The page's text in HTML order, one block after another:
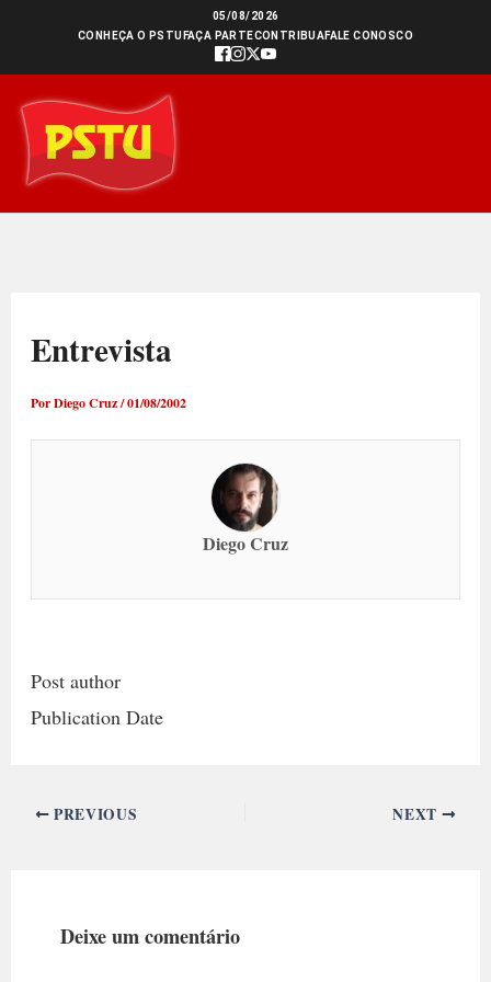
conteúdo
05/08/2026
CONHEÇA O PSTU FAÇA PARTECONTRIBUAFALE CONOSCO
Entrevista
PorDiego Cruz/01/08/2002
Diego Cruz
Post author
Publication Date
PREVIOUS NEXT
Deixe um comentário